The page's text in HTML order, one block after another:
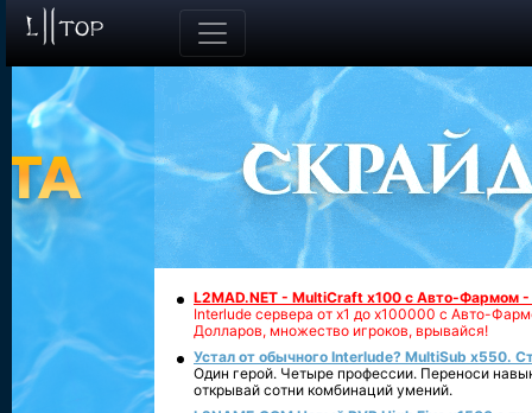
L2MAD.NET - MultiCraft x100 с Авто-Фармом
Interlude сервера от х1 до х100000 с Авто-
Долларов, множество игроков, врывайся!
Устал от обычного Interlude? MultiSub x550.
Один герой. Четыре профессии. Переноси
открывай сотни комбинаций умений.